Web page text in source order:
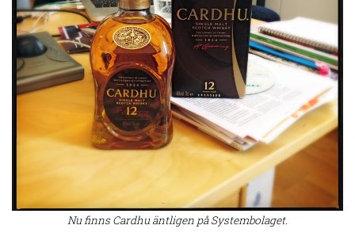
Nu finns Cardhu äntligen på Systembolaget.